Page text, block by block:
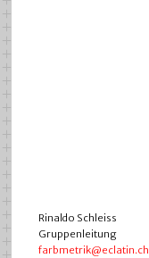
Rinaldo Schleiss
Gruppenleitung
farbmetrik@eclatin.ch